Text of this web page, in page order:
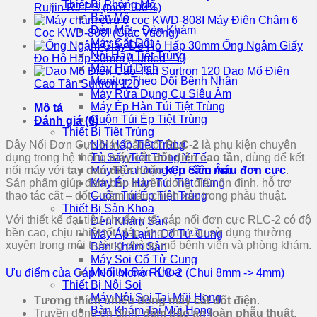
Thiết Bị Phòng Mổ
Bàn Mổ
Đèn Mổ – Đèn Khám
Máy Cắt Đốt
Nồi Hấp Tiệt Trùng
Máy Hút Dịch
Monitor Theo Dõi Bệnh Nhân
Máy Rửa Dụng Cụ Siêu Âm
Máy Ép Hàn Túi Tiệt Trùng
Cuộn Túi Ép Tiệt Trùng
Thiết Bị Tiệt Trùng
Nồi Hấp Tiệt Trùng
Tủ Sấy Tiệt Trùng Y Tế
Máy Rửa Dụng Cụ Siêu Âm
Máy Ép Hàn Túi Tiệt Trùng
Cuộn Túi Ép Tiệt Trùng
Thiết Bị Sản Khoa
Đèn Khám Sản
Máy Áp Lạnh Cổ Tử Cung
Bàn Khám Sản
Máy Soi Cổ Tử Cung
Monitor Sản Khoa
Thiết Bị Nội Soi
Máy Nội Soi Tai Mũi Họng
Bàn Khám Tai Mũi Họng
Ruijin RJ-PS (mới 100%)
Máy Điện Châm 6
Cọc KWD-808I (Giắc Vuông)
Ống Ngậm Giấy
Đo Hô Hấp 30mm (Lumed - Ý)
Dao Mổ Điện
Cao Tần Surtron 120
Mô tả
Đánh giá (0)
Dây Nối Đơn Cực Máy Cắt ĐốtRLC-2 là phụ kiện chuyên
dụng trong hệ thốngmáy cắt đốt điện cao tần, dùng để kết
nối máy với tay dao điện hoặckẹp cầm máu đơn cực.
Sản phẩm giúp đảm bảo truyền dòng điện ổn định, hỗ trợ
thao tác cắt – đốt – cầm máu chính xác trong phẫu thuật.
Với thiết kế đạt tiêu chuẩn y tế, cáp nối đơn cực RLC-2 có độ
bền cao, chịu nhiệt tốt, đáp ứng nhu cầu sử dụng thường
xuyên trong môi trường phòng mổ bệnh viện và phòng khám.
Ưu điểm của Cáp Nối Mono RLC-2 (Chui 8mm -> 4mm)
Tương thích nhiều dòng máy cắt đốt điện.
Truyền dòng ổn định,đảm bảo an toàn phẫu thuật.